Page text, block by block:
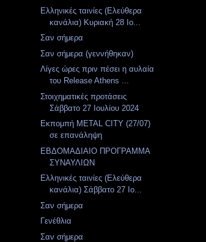
Ελληνικές ταινίες (Ελεύθερα
κανάλια) Κυριακή 28 Ιο...
Σαν σήμερα
Σαν σήμερα (γεννήθηκαν)
Λίγες ώρες πριν πέσει η αυλαία
του Release Athens ...
Στοιχηματικές προτάσεις
Σάββατο 27 Ιουλίου 2024
Εκπομπή METAL CITY (27/07)
σε επανάληψη
ΕΒΔΟΜΑΔΙΑIΟ ΠΡΟΓΡΑΜΜΑ
ΣΥΝΑΥΛΙΩΝ
Ελληνικές ταινίες (Ελεύθερα
κανάλια) Σάββατο 27 Ιο...
Σαν σήμερα
Γενέθλια
Σαν σήμερα